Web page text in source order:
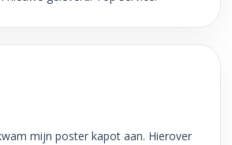
mijn poster kapot aan. Hierover